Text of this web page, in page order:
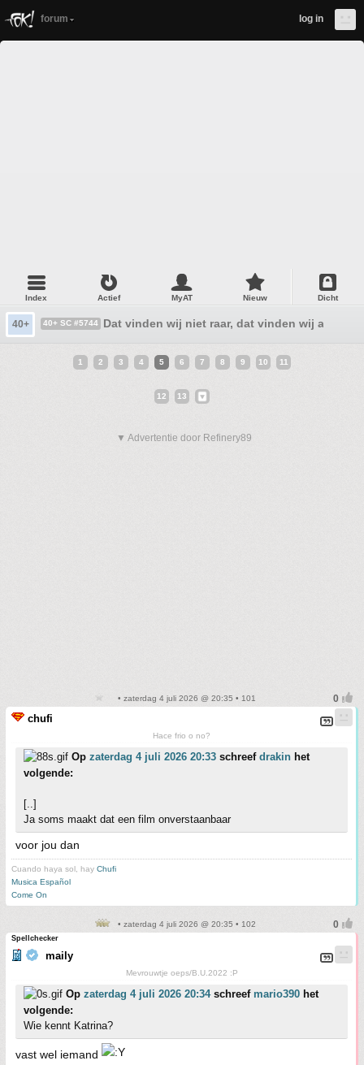
forum log in
Index Actief MyAT Nieuw Dicht
40+ 40+ SC #5744 Dat vinden wij niet raar, dat vinden wij alleen
1 2 3 4 5 6 7 8 9 10 11
12 13
▼ Advertentie door Refinery89
• zaterdag 4 juli 2026 @ 20:35 • 101
chufi
Hace frio o no?
Op zaterdag 4 juli 2026 20:33 schreef drakin het
volgende:
[..]
Ja soms maakt dat een film onverstaanbaar
voor jou dan
Cuando haya sol, hay Chufi
Musica Español
Come On
• zaterdag 4 juli 2026 @ 20:35 • 102
Spellchecker
maily
Mevrouwtje oeps/B.U.2022 :P
Op zaterdag 4 juli 2026 20:34schreef mario390 het
volgende:
Wie kennt Katrina?
vast wel iemand